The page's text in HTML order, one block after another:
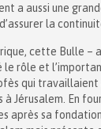
a aussi une
la
cette Bulle –
rôle et
qui travaillaient
Jérusalem. En
après sa